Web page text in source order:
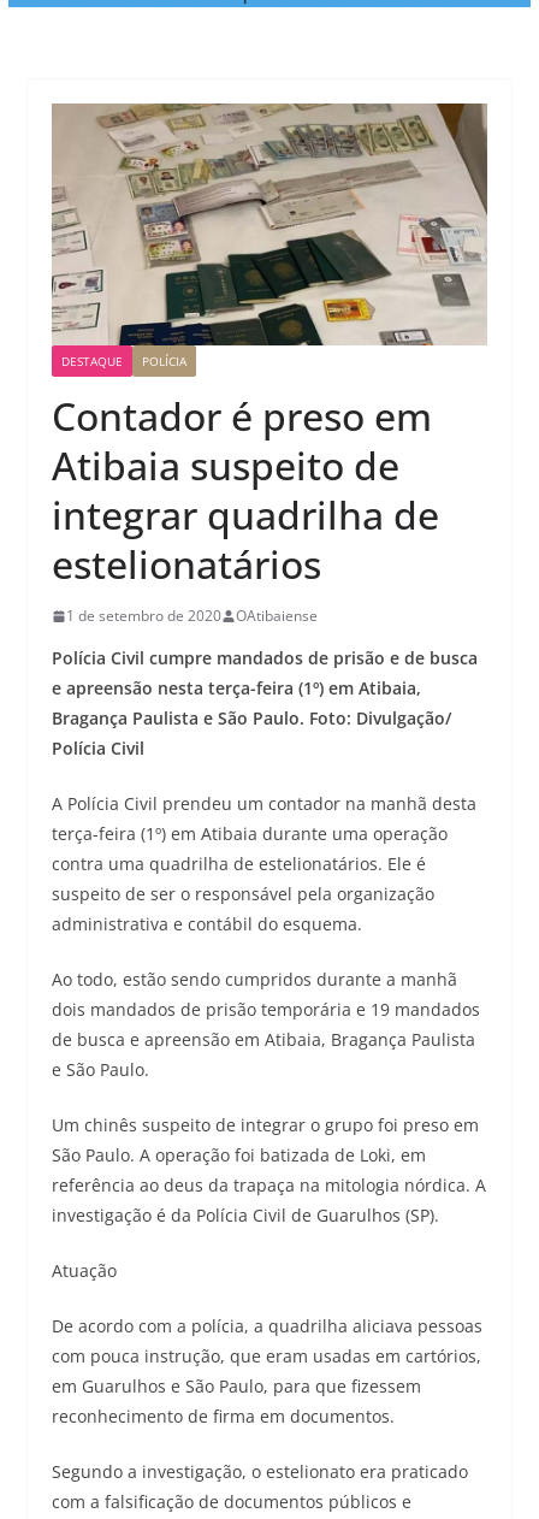
DESTAQUE POLÍCIA
Contador é preso em
Atibaia suspeito de
integrar quadrilha de
estelionatários
1 de setembro de 2020 OAtibaiense
Polícia Civil cumpre mandados de prisão e de busca
e apreensão nesta terça-feira (1º) em Atibaia,
Bragança Paulista e São Paulo. Foto: Divulgação/
Polícia Civil
A Polícia Civil prendeu um contador na manhã desta
terça-feira (1º) em Atibaia durante uma operação
contra uma quadrilha de estelionatários. Ele é
suspeito de ser o responsável pela organização
administrativa e contábil do esquema.
Ao todo, estão sendo cumpridos durante a manhã
dois mandados de prisão temporária e 19 mandados
de busca e apreensão em Atibaia, Bragança Paulista
e São Paulo.
Um chinês suspeito de integrar o grupo foi preso em
São Paulo. A operação foi batizada de Loki, em
referência ao deus da trapaça na mitologia nórdica. A
investigação é da Polícia Civil de Guarulhos (SP).
Atuação
De acordo com a polícia, a quadrilha aliciava pessoas
com pouca instrução, que eram usadas em cartórios,
em Guarulhos e São Paulo, para que fizessem
reconhecimento de firma em documentos.
Segundo a investigação, o estelionato era praticado
com a falsificação de documentos públicos e